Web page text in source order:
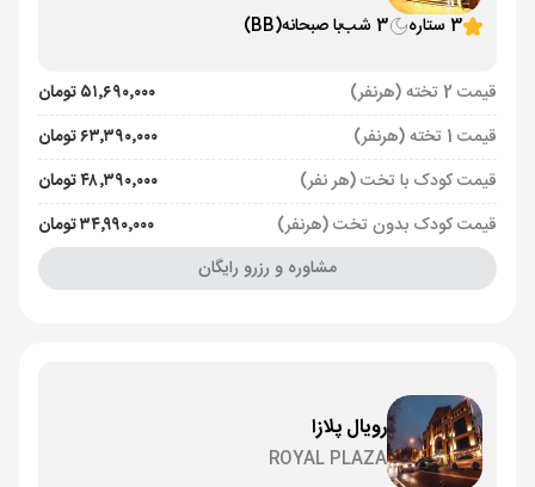
3 ستاره
3 شب با صبحانه(BB)
قیمت 2 تخته (هرنفر)
۵۱٬۶۹۰٬۰۰۰ تومان
قیمت 1 تخته (هرنفر)
۶۳٬۳۹۰٬۰۰۰ تومان
قیمت کودک با تخت (هر نفر)
۴۸٬۳۹۰٬۰۰۰ تومان
قیمت کودک بدون تخت (هرنفر)
۳۴٬۹۹۰٬۰۰۰ تومان
مشاوره و رزرو رایگان
رویال پلازا
ROYAL PLAZA